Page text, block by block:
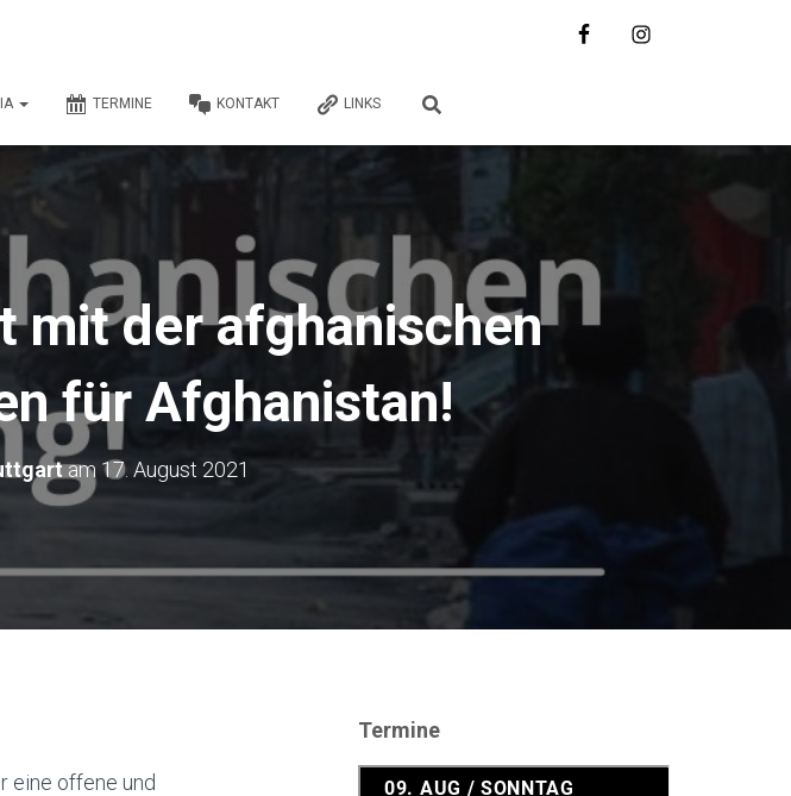
TERMINE KONTAKT LINKS
mit der afghanischen
für Afghanistan!
am 17. August 2021
eine offene und
Termine